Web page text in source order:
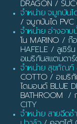
DRAGON /
จำหน่าย จมูกบันไ
/ จมูกบันได PVC
จำหน่าย อ่างอา
โน MARINO / ก๊
HAFELE / ลูเซิ
อเมริกันสแตนดาร์
จำหน่าย สุขภัณฑ์
COTTO / อเมริ
ไดมอนด์ BLUE
BATHROOM /
CITY
จำหน่าย สายฉีดช